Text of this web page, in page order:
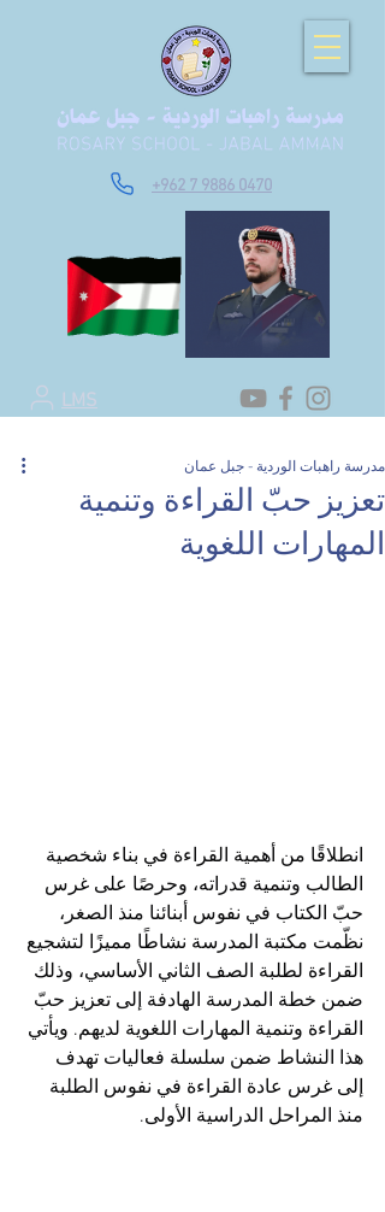
+962 7 9886 0470
LMS
تعزيز حبّ القراءة وتنمية
المهارات اللغوية
مدرسة راهبات الوردية - جبل عمان
انطلاقًا من أهمية القراءة في بناء شخصية
الطالب وتنمية قدراته، وحرصًا على غرس
حبّ الكتاب في نفوس أبنائنا منذ الصغر،
نظّمت مكتبة المدرسة نشاطًا مميزًا لتشجيع
القراءة لطلبة الصف الثاني الأساسي، وذلك
ضمن خطة المدرسة الهادفة إلى تعزيز حبّ
القراءة وتنمية المهارات اللغوية لديهم. ويأتي
هذا النشاط ضمن سلسلة فعاليات تهدف
إلى غرس عادة القراءة في نفوس الطلبة
منذ المراحل الدراسية الأولى.